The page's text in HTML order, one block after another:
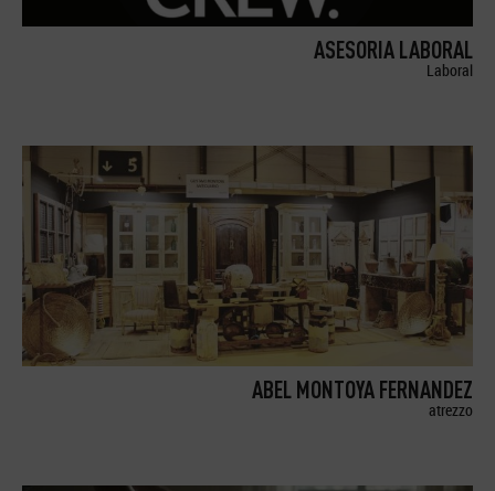
ASESORIA LABORAL
Laboral
ABEL MONTOYA FERNANDEZ
atrezzo